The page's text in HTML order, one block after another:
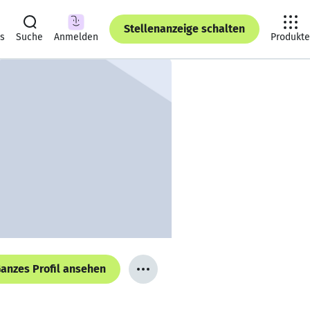
Suche Anmelden
Stellenanzeige schalten
Produkte
Profil ansehen